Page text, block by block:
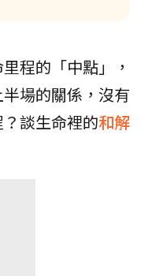
程的「中點」，
場的關係，沒有
談生命裡的和解